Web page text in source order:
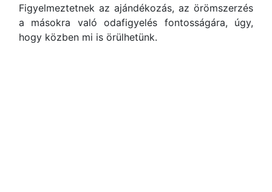
Figyelmeztetnek az ajándékozás, az örömszerzés
a másokra való odafigyelés fontosságára, úgy,
hogy közben mi is örülhetünk.